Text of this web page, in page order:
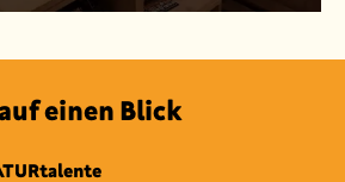
einen Blick